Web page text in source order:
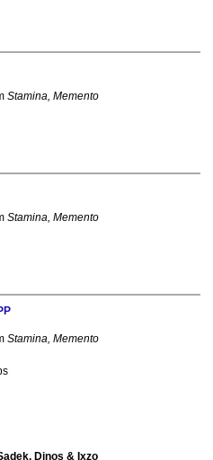
Stamina, Memento
Stamina, Memento
Stamina, Memento
Dinos & Ixzo